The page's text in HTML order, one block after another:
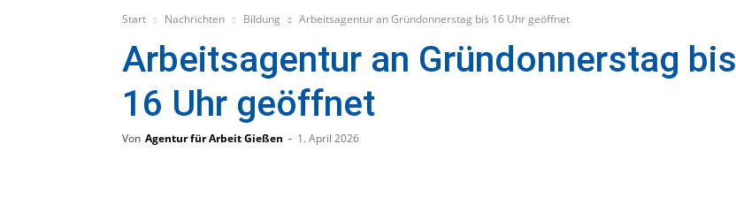
Start Nachrichten Bildung Arbeitsagentur an Gründonnerstag bis 16 Uhr geöffnet
Arbeitsagentur an Gründonnerstag bis
16 Uhr geöffnet
Von Agentur für Arbeit Gießen - 1. April 2026